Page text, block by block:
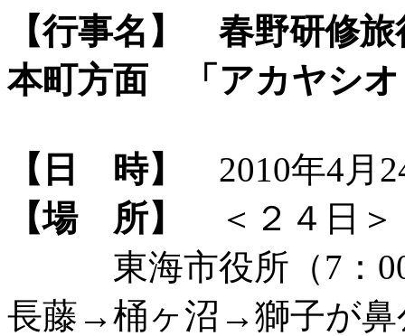
【行事名】
春野研修
本町方面 「アカヤシオ
【日 時】
2010年4月
【場 所】
＜２４日＞
東海市役所（7：00
長藤→桶ヶ沼→獅子が鼻